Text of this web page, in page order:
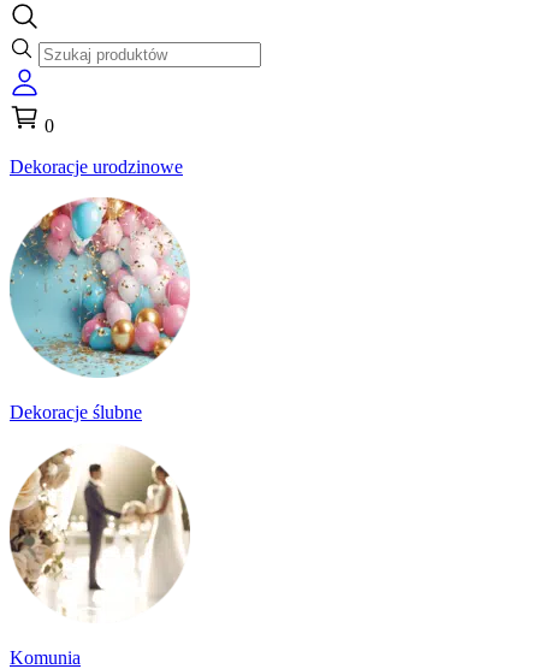
0
Dekoracje urodzinowe
Dekoracje ślubne
Komunia